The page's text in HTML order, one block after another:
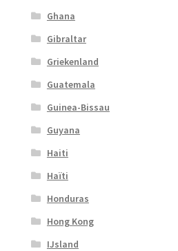
Ghana
Gibraltar
Griekenland
Guatemala
Guinea-Bissau
Guyana
Haiti
Haïti
Honduras
Hong Kong
IJsland